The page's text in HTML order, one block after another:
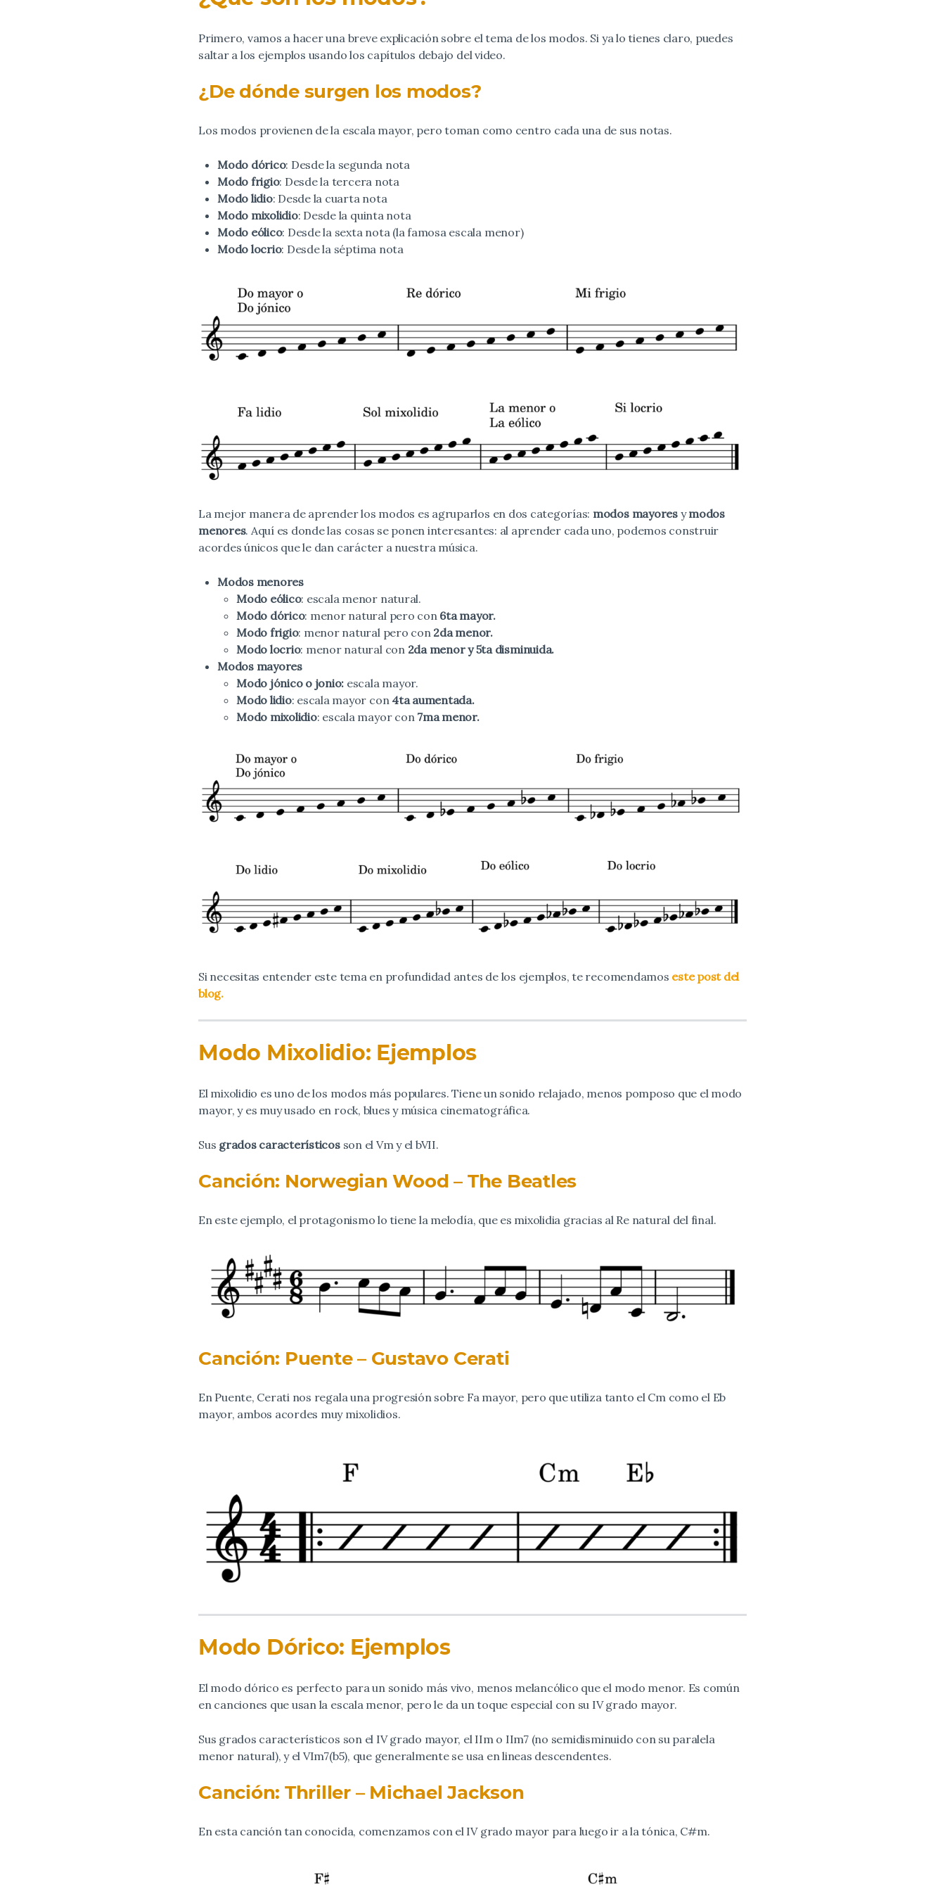
Primero, vamos a hacer una breve explicación sobre el tema de los modos. Si ya lo tienes claro, puedes
saltar a los ejemplos usando los capítulos debajo del video.
¿De dónde surgen los modos?
Los modos provienen de la escala mayor, pero toman como centro cada una de sus notas.
Modo dórico: Desde la segunda nota
Modo frigio: Desde la tercera nota
Modo lidio: Desde la cuarta nota
Modo mixolidio: Desde la quinta nota
Modo eólico: Desde la sexta nota (la famosa escala menor)
Modo locrio: Desde la séptima nota
La mejor manera de aprender los modos es agruparlos en dos categorías: modos mayoresymodos
menores. Aquí es donde las cosas se ponen interesantes: al aprender cada uno, podemos construir
acordes únicos que le dan carácter a nuestra música.
Modos menores
Modo eólico: escala menor natural.
Modo dórico: menor natural pero con 6ta mayor.
Modo frigio: menor natural pero con 2da menor.
Modo locrio: menor natural con 2da menor y 5ta disminuida.
Modos mayores
Modo jónico o jonio: escala mayor.
Modo lidio: escala mayor con 4ta aumentada.
Modo mixolidio: escala mayor con 7ma menor.
Si necesitas entender este tema en profundidad antes de los ejemplos, te recomendamos este post del
blog.
Modo Mixolidio: Ejemplos
El mixolidio es uno de los modos más populares. Tiene un sonido relajado, menos pomposo que el modo
mayor, y es muy usado en rock, blues y música cinematográfica.
Sus grados característicos son el Vm y el bVII.
Canción: Norwegian Wood – The Beatles
En este ejemplo, el protagonismo lo tiene la melodía, que es mixolidia gracias al Re natural del final.
Canción: Puente – Gustavo Cerati
En Puente, Cerati nos regala una progresión sobre Fa mayor, pero que utiliza tanto el Cm como el Eb
mayor, ambos acordes muy mixolidios.
Modo Dórico: Ejemplos
El modo dórico es perfecto para un sonido más vivo, menos melancólico que el modo menor. Es común
en canciones que usan la escala menor, pero le da un toque especial con su IV grado mayor.
Sus grados característicos son el IV grado mayor, el IIm o IIm7 (no semidisminuido con su paralela
menor natural), y el VIm7(b5), que generalmente se usa en lineas descendentes.
Canción: Thriller – Michael Jackson
En esta canción tan conocida, comenzamos con el IV grado mayor para luego ir a la tónica, C#m.